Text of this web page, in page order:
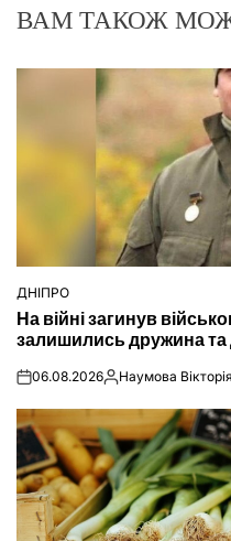
ВАМ ТАКОЖ
ОПУБЛІКУВАТИ
У
ДНІПРО
На війні загинув
залишились дружина та
on06.08.2026Опубліковано
Наумова Вікторія